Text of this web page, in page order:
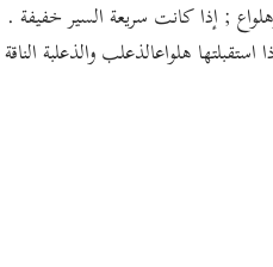
; إذا كانت سريعة السير خفيفة .
هلواعالذعلب والذعلبة الناقة